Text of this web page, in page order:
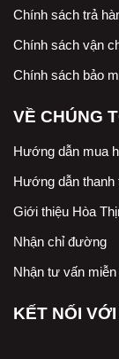
Chính sách trả
Chính sách vận
Chính sách bảo
VỀ CHÚNG
Hướng dẫn mua
Hướng dẫn thanh
Giới thiệu Hòa
Nhận chỉ đường
Nhận tư vấn
KẾT NỐI